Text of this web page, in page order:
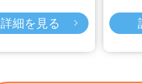
詳細を見る